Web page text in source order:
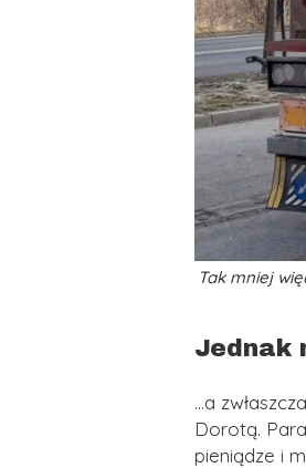
Tak mniej
Jednak
…a
Dorotą.
pieniądze i